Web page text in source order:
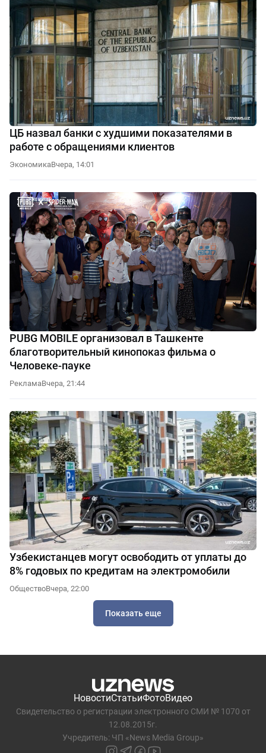
ЦБ назвал банки с худшими показателями в
работе с обращениями клиентов
ЭкономикаВчера, 14:01
PUBG MOBILE организовал в Ташкенте
благотворительный кинопоказ фильма о
Человеке-пауке
РекламаВчера, 21:44
Узбекистанцев могут освободить от уплаты до
8% годовых по кредитам на электромобили
ОбществоВчера, 22:00
Показать еще
НовостиСтатьиФотоВидео
Свидетельство о регистрации электронного СМИ № 1070 от
12.08.2015г.
Учредитель: ЧП «News Media Group»